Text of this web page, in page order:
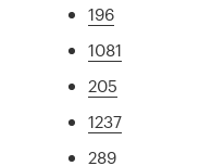
196
1081
205
1237
289